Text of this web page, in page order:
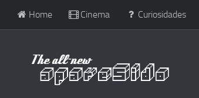
Home Cinema Curiosidades